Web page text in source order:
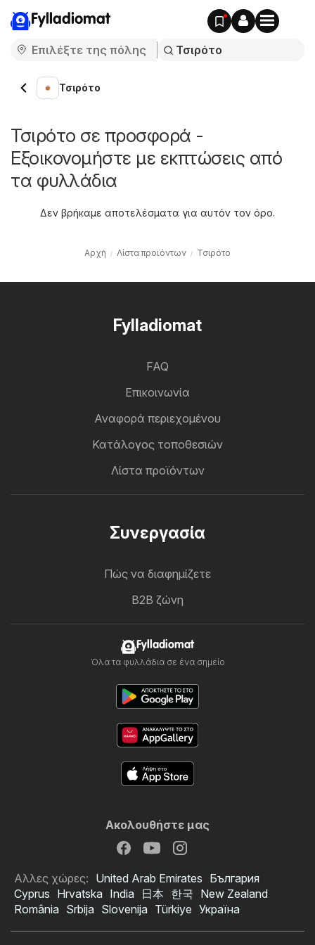
Fylladiomat
Τσιρότο
Τσιρότο σε προσφορά -
Εξοικονομήστε με εκπτώσεις από
τα φυλλάδια
Δεν βρήκαμε αποτελέσματα για αυτόν τον όρο.
Αρχή Λίστα προϊόντων Τσιρότο
Fylladiomat
FAQ
Επικοινωνία
Αναφορά περιεχομένου
Κατάλογος τοποθεσιών
Λίστα προϊόντων
Συνεργασία
Πώς να διαφημίζετε
B2B ζώνη
Fylladiomat
Όλα τα φυλλάδια σε ένα σημείο
Ακολουθήστε μας
Αλλες χώρες: United Arab Emirates България
Cyprus Hrvatska India 日本 한국 New Zealand
România Srbija Slovenija Türkiye Україна